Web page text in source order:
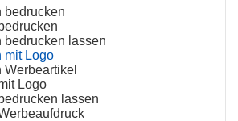
bedrucken
bedrucken lassen
mit Logo
Logo
lassen